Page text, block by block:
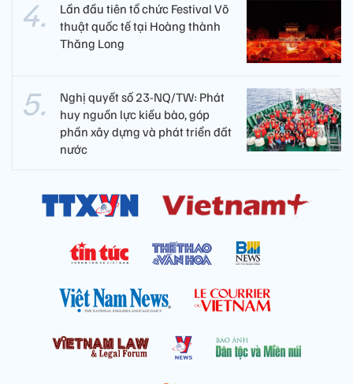
Lần đầu tiên tổ chức Festival Võ
thuật quốc tế tại Hoàng thành
Thăng Long
Nghị quyết số 23-NQ/TW: Phát
huy nguồn lực kiều bào, góp
phần xây dựng và phát triển đất
nước